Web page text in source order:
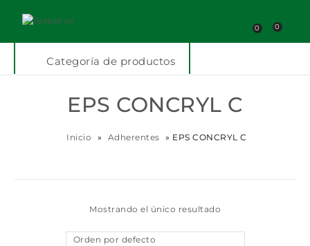
0 0
Categoría de productos
EPS CONCRYL C
Inicio » Adherentes » EPS CONCRYL C
Mostrando el único resultado
Orden por defecto